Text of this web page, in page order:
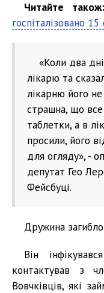
Читайте також:
госпіталізовано 15
«Коли два
лікарю та
лікарню його
страшна, що
таблетки, а в
просили, його
для огляду», -
депутат Гео
Фейсбуці.
Дружина
Він
контактував з
Вовчківців, які